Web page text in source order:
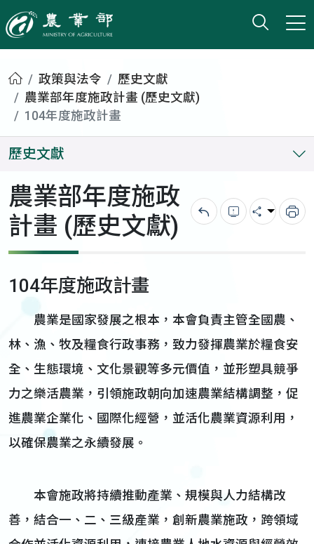
農業部
打開
小版
首頁政策與法令
歷史文獻
農業部年度施政計畫 (歷史文獻)
104年度施政計畫
歷史文獻
農業部年度施政
計畫 (歷史文獻)
回上一頁錯誤回報
分享 列
104年度施政計畫
農業是國家發展之根本，本會負責主管全國農、
林、漁、牧及糧食行政事務，致力發揮農業於糧食安
全、生態環境、文化景觀等多元價值，並形塑具競爭
力之樂活農業，引領施政朝向加速農業結構調整，促
進農業企業化、國際化經營，並活化農業資源利用，
以確保農業之永續發展。
本會施政將持續推動產業、規模與人力結構改
善，結合一、二、三級產業，創新農業施政，跨領域